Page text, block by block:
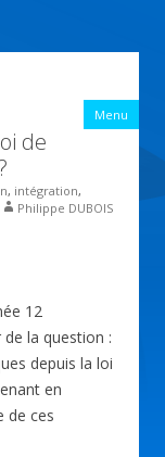
Menu
de
, intégration,
Philippe DUBOIS
ar
12
la question :
depuis la loi
en
de ces